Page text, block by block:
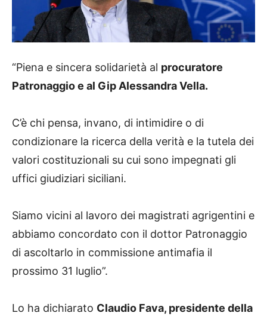
“Piena e sincera solidarietà al procuratore
Patronaggio e al Gip Alessandra Vella.
C’è chi pensa, invano, di intimidire o di
condizionare la ricerca della verità e la tutela dei
valori costituzionali su cui sono impegnati gli
uffici giudiziari siciliani.
Siamo vicini al lavoro dei magistrati agrigentini e
abbiamo concordato con il dottor Patronaggio
di ascoltarlo in commissione antimafia il
prossimo 31 luglio”.
Lo ha dichiarato Claudio Fava, presidente della